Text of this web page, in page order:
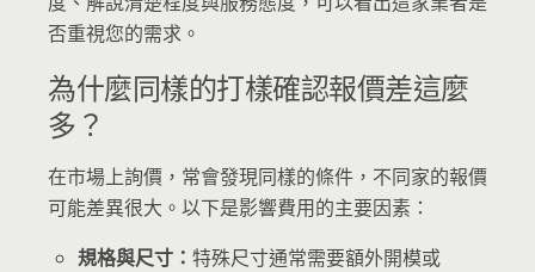
否重視您的需求。
為什麼同樣的打樣確認報價差這麼
多？
在市場上詢價，常會發現同樣的條件，不同家的報價
可能差異很大。以下是影響費用的主要因素：
規格與尺寸：特殊尺寸通常需要額外開模或